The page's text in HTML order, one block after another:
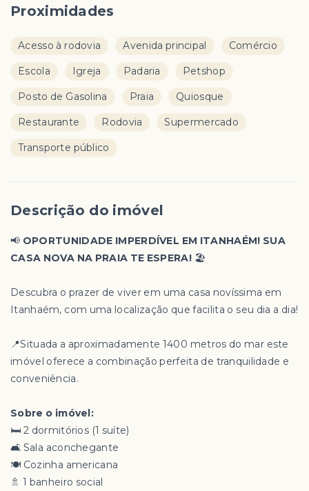
Proximidades
Acesso à rodovia Avenida principal Comércio
Escola Igreja Padaria Petshop
Posto de Gasolina Praia Quiosque
Restaurante Rodovia Supermercado
Transporte público
Descrição do imóvel
📢 OPORTUNIDADE IMPERDÍVEL EM ITANHAÉM! SUA
CASA NOVA NA PRAIA TE ESPERA!🏖️
Descubra o prazer de viver em uma casa novíssima em
Itanhaém, com uma localização que facilita o seu dia a dia!
📍Situada a aproximadamente 1400 metros do mar este
imóvel oferece a combinação perfeita de tranquilidade e
conveniência.
Sobre o imóvel:
🛏️ 2 dormitórios (1 suíte)
🛋️ Sala aconchegante
🍽️ Cozinha americana
🚿 1 banheiro social